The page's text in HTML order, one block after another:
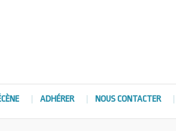
ADHÉRER NOUS CONTACTER